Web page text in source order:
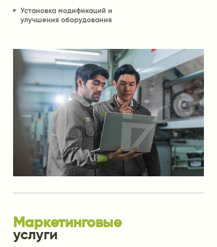
Установка модификаций и
улучшения оборудования
Маркетинговые
услуги